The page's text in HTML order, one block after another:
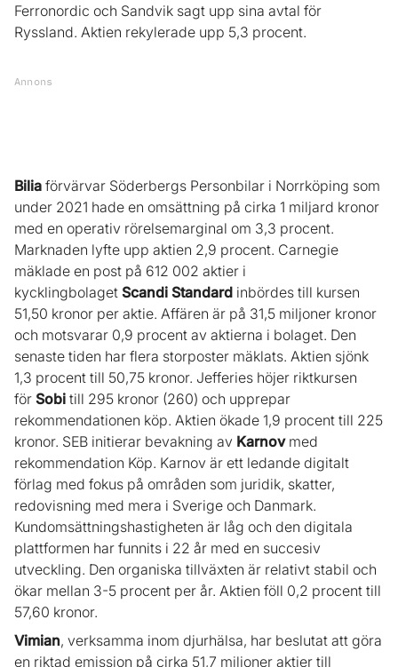
Ferronordic och Sandvik sagt upp sina avtal för
Ryssland. Aktien rekylerade upp 5,3 procent.
Annons
Bilia förvärvar Söderbergs Personbilar i Norrköping som
under 2021 hade en omsättning på cirka 1 miljard kronor
med en operativ rörelsemarginal om 3,3 procent.
Marknaden lyfte upp aktien 2,9 procent. Carnegie
mäklade en post på 612 002 aktier i
kycklingbolaget Scandi Standard inbördes till kursen
51,50 kronor per aktie. Affären är på 31,5 miljoner kronor
och motsvarar 0,9 procent av aktierna i bolaget. Den
senaste tiden har flera storposter mäklats. Aktien sjönk
1,3 procent till 50,75 kronor. Jefferies höjer riktkursen
för Sobi till 295 kronor (260) och upprepar
rekommendationen köp. Aktien ökade 1,9 procent till 225
kronor. SEB initierar bevakning av Karnovmed
rekommendation Köp. Karnov är ett ledande digitalt
förlag med fokus på områden som juridik, skatter,
redovisning med mera i Sverige och Danmark.
Kundomsättningshastigheten är låg och den digitala
plattformen har funnits i 22 år med en succesiv
utveckling. Den organiska tillväxten är relativt stabil och
ökar mellan 3-5 procent per år. Aktien föll 0,2 procent till
57,60 kronor.
Vimian, verksamma inom djurhälsa, har beslutat att göra
en riktad emission på cirka 51,7 miljoner aktier till